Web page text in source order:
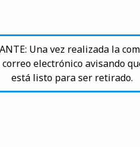
Una vez realizada la
electrónico avisando
está listo para ser retirado.